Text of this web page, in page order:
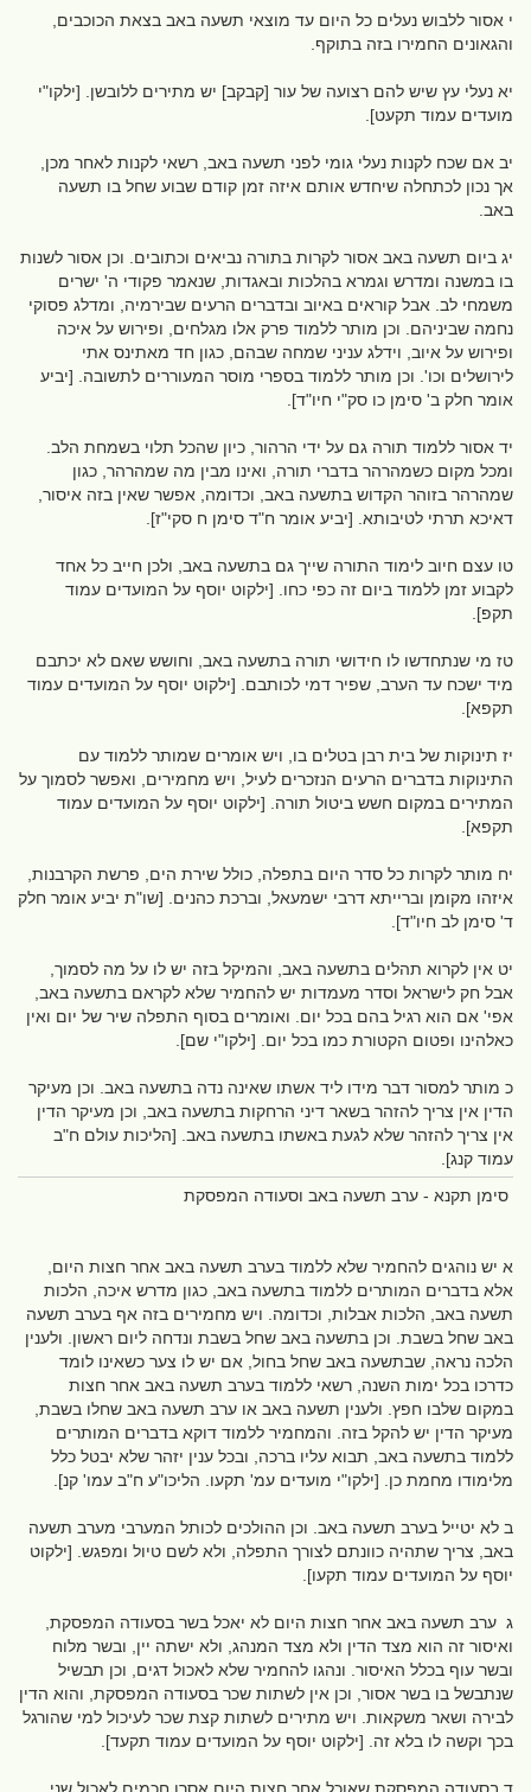
י אסור ללבוש נעלים כל היום עד מוצאי תשעה באב בצאת הכוכבים,
והגאונים החמירו בזה בתוקף.
יא נעלי עץ שיש להם רצועה של עור [קבקב] יש מתירים ללובשן. [ילקו"י
מועדים עמוד תקעט].
יב אם שכח לקנות נעלי גומי לפני תשעה באב, רשאי לקנות לאחר מכן,
אך נכון לכתחלה שיחדש אותם איזה זמן קודם שבוע שחל בו תשעה
באב.
יג ביום תשעה באב אסור לקרות בתורה נביאים וכתובים. וכן אסור לשנות
בו במשנה ומדרש וגמרא בהלכות ובאגדות, שנאמר פקודי ה' ישרים
משמחי לב. אבל קוראים באיוב ובדברים הרעים שבירמיה, ומדלג פסוקי
נחמה שביניהם. וכן מותר ללמוד פרק אלו מגלחים, ופירוש על איכה
ופירוש על איוב, וידלג עניני שמחה שבהם, כגון חד מאתינס אתי
לירושלים וכו'. וכן מותר ללמוד בספרי מוסר המעוררים לתשובה. [יביע
אומר חלק ב' סימן כו סק"י חיו"ד].
יד אסור ללמוד תורה גם על ידי הרהור, כיון שהכל תלוי בשמחת הלב.
ומכל מקום כשמהרהר בדברי תורה, ואינו מבין מה שמהרהר, כגון
שמהרהר בזוהר הקדוש בתשעה באב, וכדומה, אפשר שאין בזה איסור,
דאיכא תרתי לטיבותא. [יביע אומר ח"ד סימן ח סקי"ז].
טו עצם חיוב לימוד התורה שייך גם בתשעה באב, ולכן חייב כל אחד
לקבוע זמן ללמוד ביום זה כפי כחו. [ילקוט יוסף על המועדים עמוד
תקפ].
טז מי שנתחדשו לו חידושי תורה בתשעה באב, וחושש שאם לא יכתבם
מיד ישכח עד הערב, שפיר דמי לכותבם. [ילקוט יוסף על המועדים עמוד
תקפא].
יז תינוקות של בית רבן בטלים בו, ויש אומרים שמותר ללמוד עם
התינוקות בדברים הרעים הנזכרים לעיל, ויש מחמירים, ואפשר לסמוך על
המתירים במקום חשש ביטול תורה. [ילקוט יוסף על המועדים עמוד
תקפא].
יח מותר לקרות כל סדר היום בתפלה, כולל שירת הים, פרשת הקרבנות,
איזהו מקומן וברייתא דרבי ישמעאל, וברכת כהנים. [שו"ת יביע אומר חלק
ד' סימן לב חיו"ד].
יט אין לקרוא תהלים בתשעה באב, והמיקל בזה יש לו על מה לסמוך,
אבל חק לישראל וסדר מעמדות יש להחמיר שלא לקראם בתשעה באב,
אפי' אם הוא רגיל בהם בכל יום. ואומרים בסוף התפלה שיר של יום ואין
כאלהינו ופטום הקטורת כמו בכל יום. [ילקו"י שם].
כ מותר למסור דבר מידו ליד אשתו שאינה נדה בתשעה באב. וכן מעיקר
הדין אין צריך להזהר בשאר דיני הרחקות בתשעה באב, וכן מעיקר הדין
אין צריך להזהר שלא לגעת באשתו בתשעה באב. [הליכות עולם ח"ב
עמוד קנג].
סימן תקנא - ערב תשעה באב וסעודה המפסקת
א יש נוהגים להחמיר שלא ללמוד בערב תשעה באב אחר חצות היום,
אלא בדברים המותרים ללמוד בתשעה באב, כגון מדרש איכה, הלכות
תשעה באב, הלכות אבלות, וכדומה. ויש מחמירים בזה אף בערב תשעה
באב שחל בשבת. וכן בתשעה באב שחל בשבת ונדחה ליום ראשון. ולענין
הלכה נראה, שבתשעה באב שחל בחול, אם יש לו צער כשאינו לומד
כדרכו בכל ימות השנה, רשאי ללמוד בערב תשעה באב אחר חצות
במקום שלבו חפץ. ולענין תשעה באב או ערב תשעה באב שחלו בשבת,
מעיקר הדין יש להקל בזה. והמחמיר ללמוד דוקא בדברים המותרים
ללמוד בתשעה באב, תבוא עליו ברכה, ובכל ענין יזהר שלא יבטל כלל
מלימודו מחמת כן. [ילקו"י מועדים עמ' תקעו. הליכו"ע ח"ב עמו' קנ].
ב לא יטייל בערב תשעה באב. וכן ההולכים לכותל המערבי מערב תשעה
באב, צריך שתהיה כוונתם לצורך התפלה, ולא לשם טיול ומפגש. [ילקוט
יוסף על המועדים עמוד תקעו].
ג ערב תשעה באב אחר חצות היום לא יאכל בשר בסעודה המפסקת,
ואיסור זה הוא מצד הדין ולא מצד המנהג, ולא ישתה יין, ובשר מלוח
ובשר עוף בכלל האיסור. ונהגו להחמיר שלא לאכול דגים, וכן תבשיל
שנתבשל בו בשר אסור, וכן אין לשתות שכר בסעודה המפסקת, והוא הדין
לבירה ושאר משקאות. ויש מתירים לשתות קצת שכר לעיכול למי שהורגל
בכך וקשה לו בלא זה. [ילקוט יוסף על המועדים עמוד תקעד].